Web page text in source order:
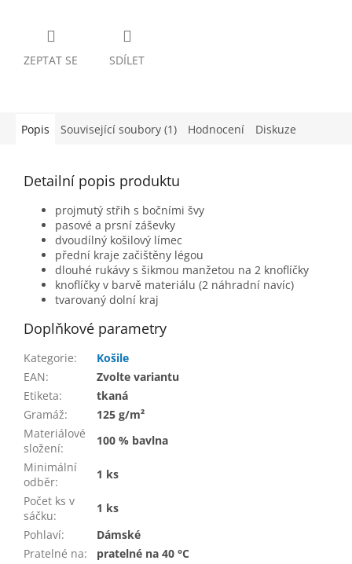
ZEPTAT SE SDÍLET
Popis Související soubory (1) Hodnocení Diskuze
Detailní popis produktu
projmutý střih s bočními švy
pasové a prsní záševky
dvoudílný košilový límec
přední kraje začištěny légou
dlouhé rukávy s šikmou manžetou na 2 knoflíčky
knoflíčky v barvě materiálu (2 náhradní navíc)
tvarovaný dolní kraj
Doplňkové parametry
Kategorie:
Košile
EAN:
Zvolte variantu
Etiketa:
tkaná
Gramáž:
125 g/m²
Materiálové
složení:
100 % bavlna
Minimální
odběr:
1 ks
Počet ks v
sáčku:
1 ks
Pohlaví:
Dámské
Pratelné na: pratelné na 40 °C